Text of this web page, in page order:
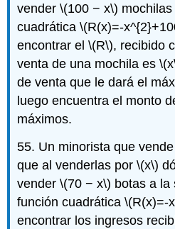
vender\(100 − x\)
cuadrática\(R(x)=-
encontrar el\(R\), recibido
venta de una mochila es
de venta que le dará el
luego encuentra el monto
máximos.
55. Un minorista que
que al venderlas por\(x\)
vender\(70 − x\) botas a la
función cuadrática\(R(x)=-
encontrar los ingresos